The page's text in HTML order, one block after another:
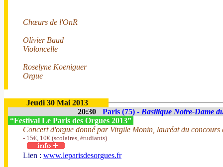
Chœurs de l'OnR
Olivier Baud
Violoncelle
Roselyne Koeniguer
Orgue
Jeudi 30 Mai 2013
20:30
Paris (75) - Basilique Notre-Dame
“Festival Le Paris des Orgues 2013”
Concert d'orgue donné par Virgile Monin, lauréat du
- 15€, 10€ (scolaires, étudiants)
Lien : www.leparisdesorgues.fr